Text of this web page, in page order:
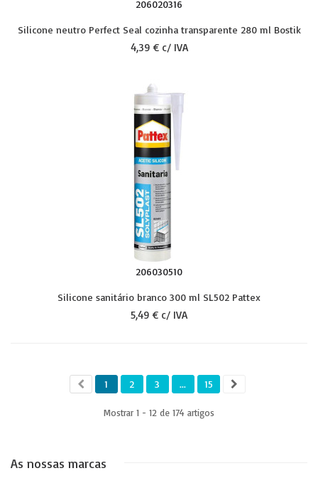
206020316
Silicone neutro Perfect Seal cozinha transparente 280 ml Bostik
4,39 € c/ IVA
206030510
Silicone sanitário branco 300 ml SL502 Pattex
5,49 € c/ IVA
1 2 3 ... 15
Mostrar 1 - 12 de 174 artigos
As nossas marcas